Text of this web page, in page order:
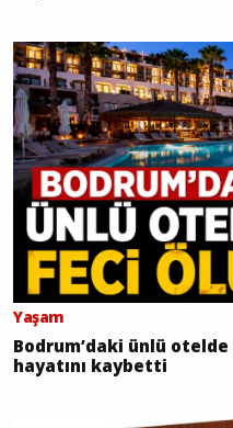
Yaşam
Bodrum’daki ünlü
hayatını kaybetti